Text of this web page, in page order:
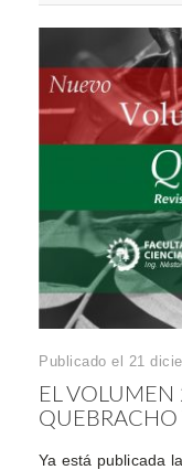
Publicado el 21
EL VOLUMEN
QUEBRACHO
Ya está publicada